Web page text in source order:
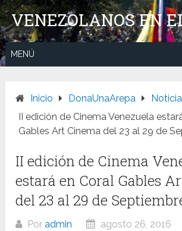
Saltar
al
contenido
VENEZOLANOS EN
MENÚ
Inicio DonaUnaArepa
II edición de Cinema Venezuela
Gables Art Cinema del 23 al 29 de
II edición de Cinema
estará en Coral Gables
del 23 al 29 de
Poradmin
agosto 26, 2016